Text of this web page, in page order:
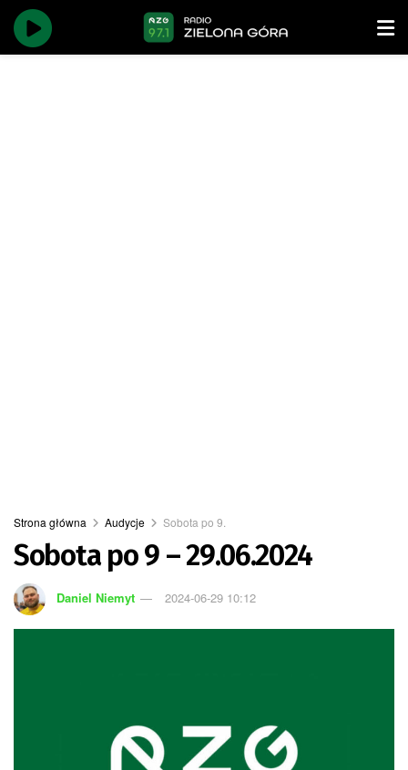
Strona główna Audycje Sobota po 9.
Sobota po 9 – 29.06.2024
Daniel Niemyt 2024-06-29 10:12